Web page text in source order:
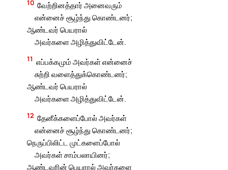
10 வேற்றினத்தார் அனைவரும்
என்னைச் சூழ்ந்து கொண்டனர்;
ஆண்டவர் பெயரால்
அவர்களை அழித்துவிட்டேன்.
11 எப்பக்கமும் அவர்கள் என்னைச்
சுற்றி வளைத்துக்கொண்டனர்;
ஆண்டவர் பெயரால்
அவர்களை அழித்துவிட்டேன்.
12 தேனீக்களைப்போல் அவர்கள்
என்னைச் சூழ்ந்து கொண்டனர்;
நெருப்பிலிட்ட முட்களைப்போல்
அவர்கள் சாம்பலாயினர்;
ஆண்டவரின் பெயரால் அவர்களை